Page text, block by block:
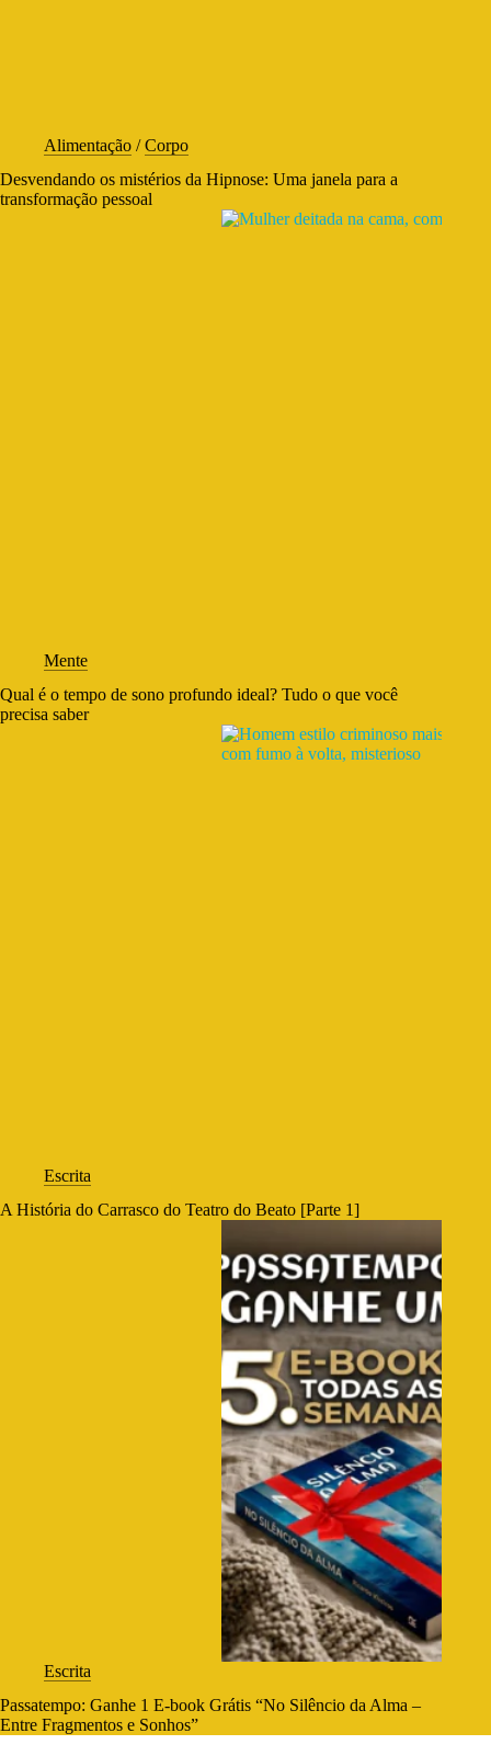
Alimentação /Corpo
Desvendando os mistérios da Hipnose: Uma janela para a
transformação pessoal
Mente
Qual é o tempo de sono profundo ideal? Tudo o que você
precisa saber
Escrita
A História do Carrasco do Teatro do Beato [Parte 1]
Escrita
Passatempo: Ganhe 1 E-book Grátis “No Silêncio da Alma –
Entre Fragmentos e Sonhos”